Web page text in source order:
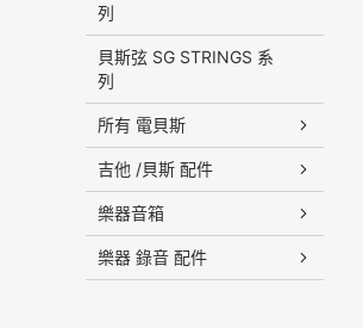
列
貝斯弦 SG STRINGS 系
列
所有 電貝斯
吉他 /貝斯 配件
樂器音箱
樂器 錄音 配件